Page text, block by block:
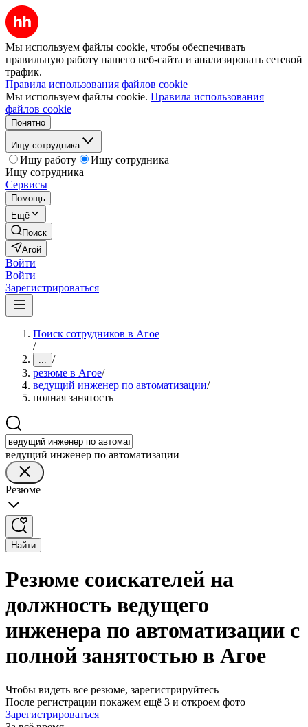
Мы используем файлы cookie, чтобы обеспечивать
правильную работу нашего веб-сайта и анализировать сетевой
трафик.
Правила использования файлов cookie
Мы используем файлы cookie. Правила использования
файлов cookie
Понятно
Ищу сотрудника
Ищу работу
Ищу сотрудника
Ищу сотрудника
Сервисы
Помощь
Ещё
Поиск
Агой
Войти
Войти
Зарегистрироваться
Поиск сотрудников в Агое
/
... /
резюме в Агое/
ведущий инженер по автоматизации/
полная занятость
ведущий инженер по автоматизации
Резюме
Найти
Резюме соискателей на
должность ведущего
инженера по автоматизации с
полной занятостью в Агое
Чтобы видеть все резюме, зарегистрируйтесь
После регистрации покажем ещё 3 и откроем фото
Зарегистрироваться